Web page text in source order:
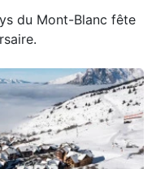
du Mont-Blanc fête